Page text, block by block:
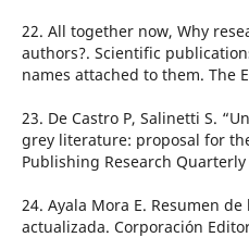
22. All together now, Why
authors?. Scientific
names attached to them. The
23. De Castro P, Salinetti S.
grey literature: proposal for
Publishing Research Quarterly
24. Ayala Mora E. Resumen
actualizada. Corporación